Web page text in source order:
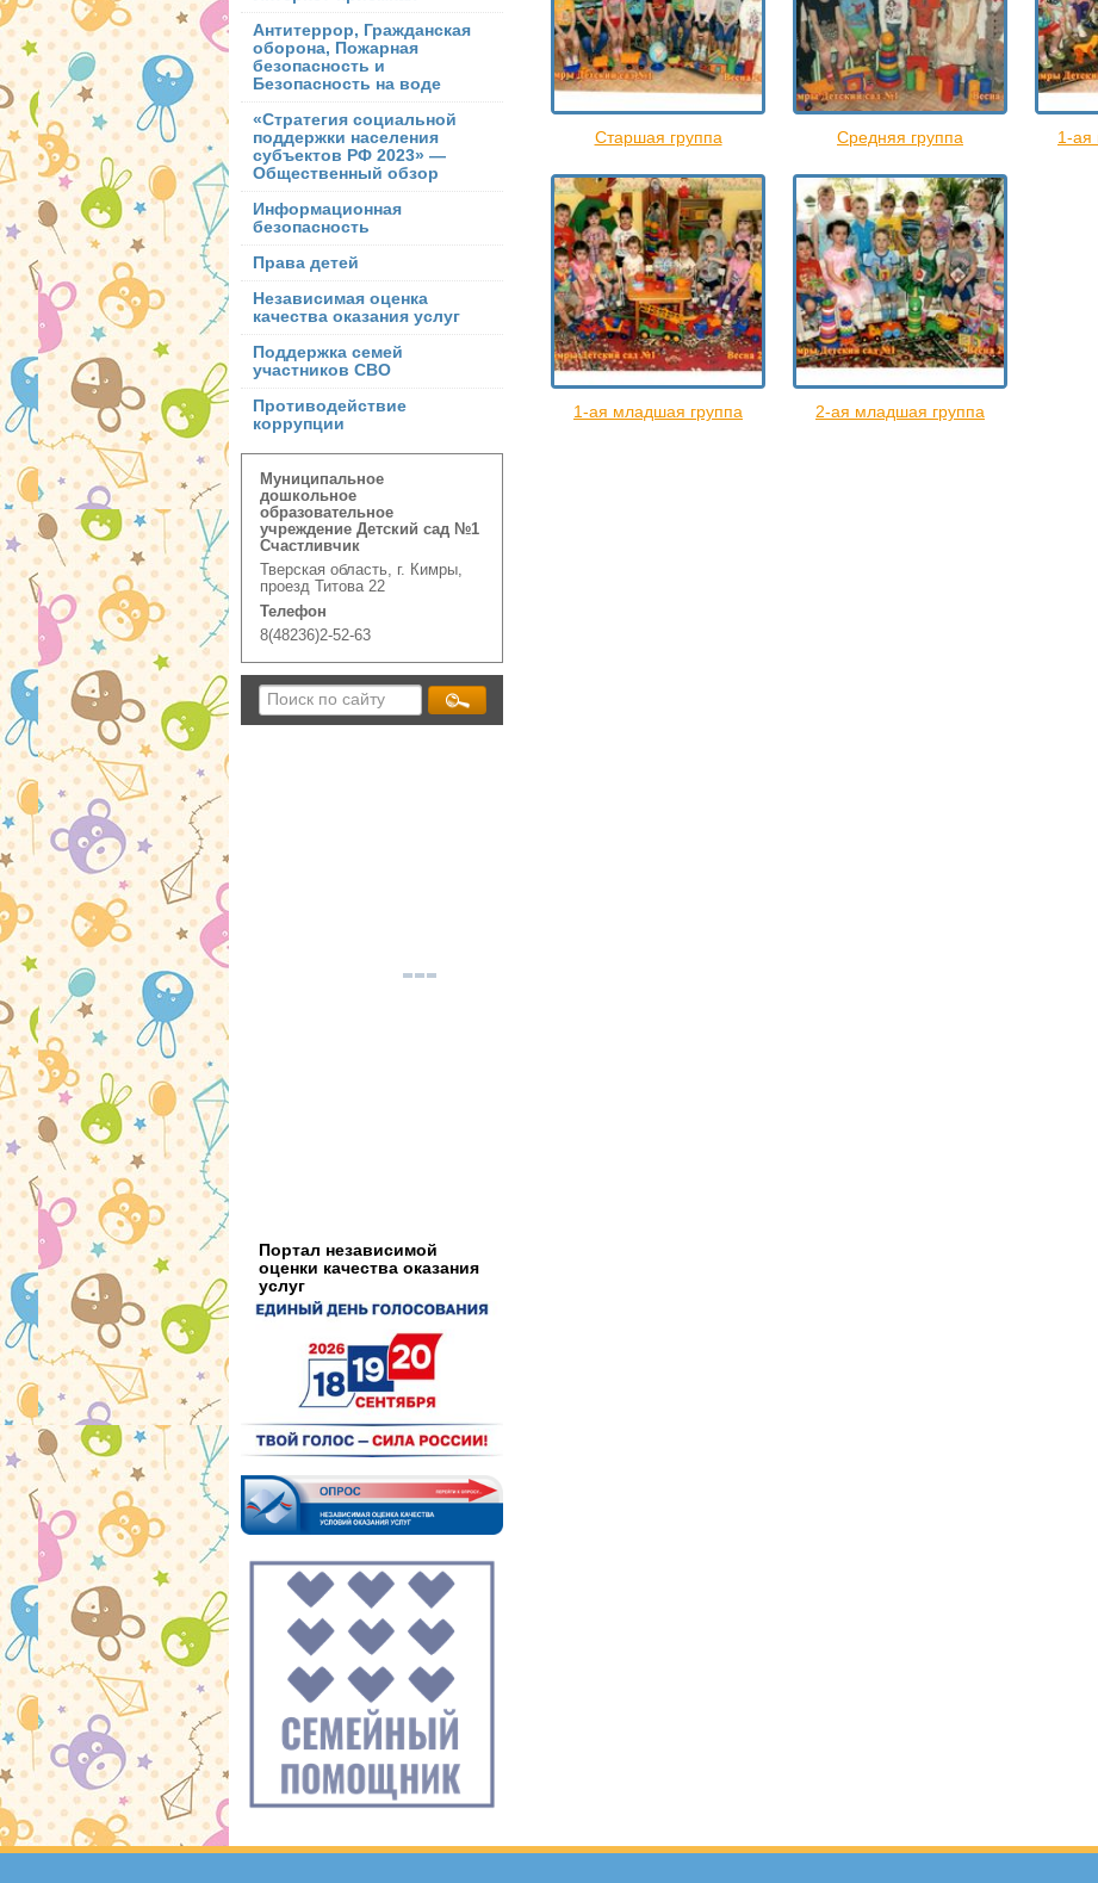
Антитеррор, Гражданская
оборона, Пожарная
безопасность и
Безопасность на воде
«Стратегия социальной
поддержки населения
субъектов РФ 2023» —
Общественный обзор
Информационная
безопасность
Права детей
Независимая оценка
качества оказания услуг
Поддержка семей
участников СВО
Противодействие
коррупции
Муниципальное
дошкольное
образовательное
учреждение Детский сад №1
Счастливчик
Тверская область, г. Кимры,
проезд Титова 22
Телефон
8(48236)2-52-63
Портал независимой
оценки качества оказания
услуг
Старшая группа Средняя группа 1-ая
1-ая младшая группа 2-ая младшая группа